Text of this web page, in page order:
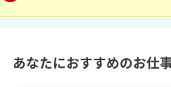
あなたにおすすめのお仕